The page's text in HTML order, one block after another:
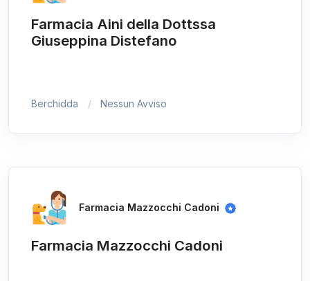
Farmacia Aini della Dottssa
Giuseppina Distefano
Berchidda Nessun Avviso
Farmacia Mazzocchi Cadoni
Farmacia Mazzocchi Cadoni